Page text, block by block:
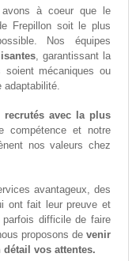
à coeur que le
Frepillon soit le plus
Nos équipes
, garantissant la
soient mécaniques ou
adaptabilité.
recrutés avec la plus
compétence et notre
nos valeurs chez
avantageux, des
ont fait leur preuve et
difficile de faire
proposons devenir
vos attentes.